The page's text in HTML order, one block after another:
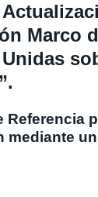
Marco
Referencia
mediante